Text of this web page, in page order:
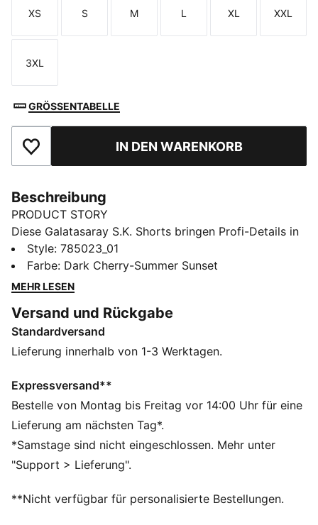
Größe
XS
Größe
S
Größe
M
Größe
L
Größe
XL
Größe
XXL
Größe
3XL
GRÖSSENTABELLE
Zu Favoriten hinzufügenIN DEN WARENKORB
Beschreibung
PRODUCT STORY
Diese Galatasaray S.K. Shorts bringen Profi-Details in
dein Spiel. Mesh-Einsätze an den Seiten und die
dryCELL Technologie sorgen für ein angenehm kühles
und trockenes Tragegefühl – auch wenn es auf dem
bei kraftvollen Schüssen und Grätschen für einen
sicheren Sitz.
FEATURES + VORTEILE
dich wohl – dank dryCELL Funktionsmaterialien, die
Feuchtigkeit von der Haut ableiten
Aus 100 % recyceltem Material, Besatz und Deko sind
ausgenommen
DETAILS
Entworfen für: Fußball
Länge: Endet oberhalb des Knies
Style: 785023_01
Farbe: Dark Cherry-Summer Sunset
MEHR LESEN
Versand und Rückgabe
Standardversand
Lieferung innerhalb von 1-3 Werktagen.
Expressversand**
Bestelle von Montag bis Freitag vor 14:00 Uhr für eine
Lieferung am nächsten Tag*.
*Samstage sind nicht eingeschlossen. Mehr unter
"Support > Lieferung".
**Nicht verfügbar für personalisierte Bestellungen.